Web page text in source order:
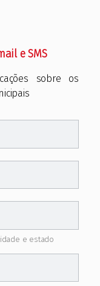
e SMS
sobre os
e estado